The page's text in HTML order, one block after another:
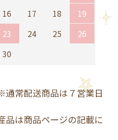
16 17 18
19
23 24 25
26
30
常配送商品は７営業日
は商品ページの記載に